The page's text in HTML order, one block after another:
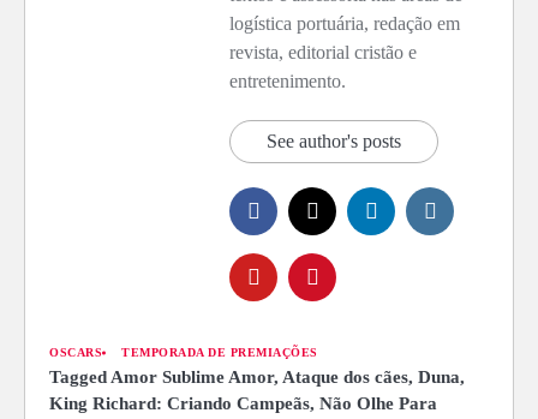
logística portuária, redação em
revista, editorial cristão e
entretenimento.
See author's posts
OSCARS TEMPORADA DE PREMIAÇÕES
TaggedAmor Sublime Amor, Ataque dos cães, Duna,
King Richard: Criando Campeãs, Não Olhe Para